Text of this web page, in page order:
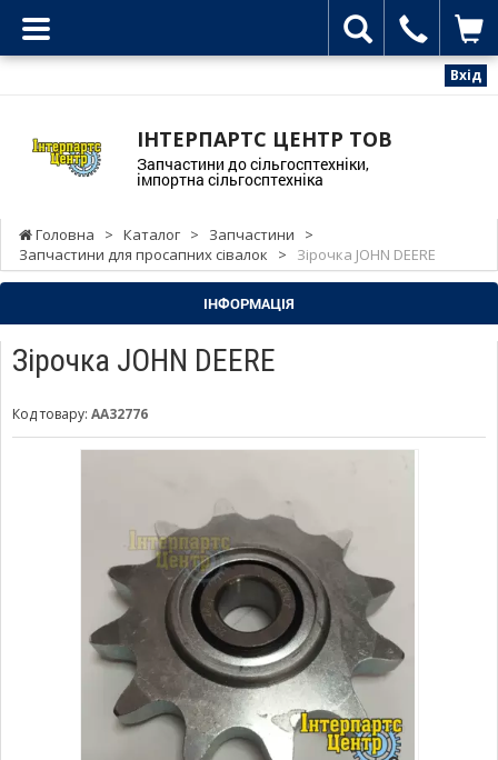
Вхід
ІНТЕРПАРТС ЦЕНТР ТОВ
Запчастини до сільгосптехніки,
імпортна сільгосптехніка
Головна > Каталог > Запчастини
>
Запчастини для просапних сівалок
> Зірочка JOHN DEERE
ІНФОРМАЦІЯ
Зірочка JOHN DEERE
Код товару: AA32776